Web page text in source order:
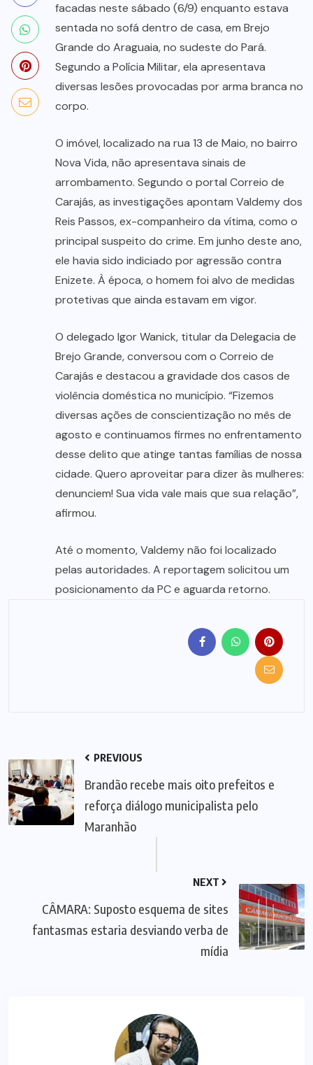
facadas neste sábado (6/9) enquanto estava
sentada no sofá dentro de casa, em Brejo
Grande do Araguaia, no sudeste do Pará.
Segundo a Polícia Militar, ela apresentava
diversas lesões provocadas por arma branca no
corpo.
O imóvel, localizado na rua 13 de Maio, no bairro
Nova Vida, não apresentava sinais de
arrombamento. Segundo o portal Correio de
Carajás, as investigações apontam Valdemy dos
Reis Passos, ex-companheiro da vítima, como o
principal suspeito do crime. Em junho deste ano,
ele havia sido indiciado por agressão contra
Enizete. À época, o homem foi alvo de medidas
protetivas que ainda estavam em vigor.
O delegado Igor Wanick, titular da Delegacia de
Brejo Grande, conversou com o Correio de
Carajás e destacou a gravidade dos casos de
violência doméstica no município. “Fizemos
diversas ações de conscientização no mês de
agosto e continuamos firmes no enfrentamento
desse delito que atinge tantas famílias de nossa
cidade. Quero aproveitar para dizer às mulheres:
denunciem! Sua vida vale mais que sua relação”,
afirmou.
Até o momento, Valdemy não foi localizado
pelas autoridades. A reportagem solicitou um
posicionamento da PC e aguarda retorno.
PREVIOUS
Brandão recebe mais oito prefeitos e
reforça diálogo municipalista pelo
Maranhão
NEXT
CÂMARA: Suposto esquema de sites
fantasmas estaria desviando verba de
mídia